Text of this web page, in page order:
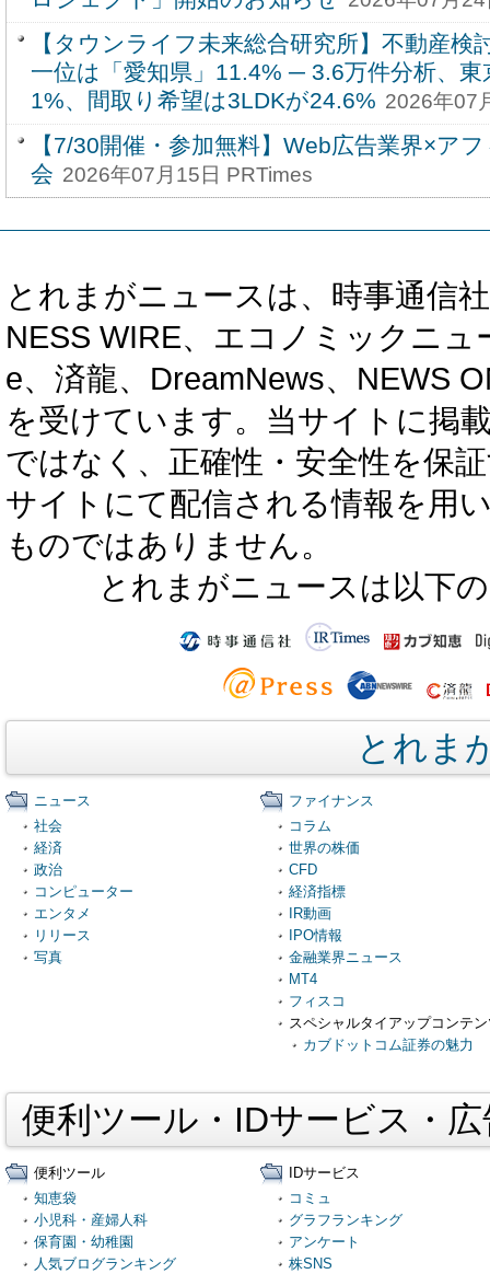
【タウンライフ未来総合研究所】不動産検
一位は「愛知県」11.4% ─ 3.6万件分析、
1%、間取り希望は3LDKが24.6% 2026年07
【7/30開催・参加無料】Web広告業界×ア
会 2026年07月15日 PRTimes
とれまがニュースは、時事通信
NESS WIRE、エコノミックニ
e、済龍、DreamNews、NEWS
を受けています。当サイトに掲
ではなく、正確性・安全性を保
サイトにて配信される情報を用
ものではありません。
とれまがニュースは以下
とれま
ニュース
社会
経済
政治
コンピューター
エンタメ
リリース
写真
ファイナンス
コラム
世界の株価
CFD
経済指標
IR動画
IPO情報
金融業界ニュース
MT4
フィスコ
スペシャルタイアップコンテ
カブドットコム証券の魅力
便利ツール・IDサービス・
便利ツール
知恵袋
小児科・産婦人科
保育園・幼稚園
人気ブログランキング
IDサービス
コミュ
グラフランキング
アンケート
株SNS